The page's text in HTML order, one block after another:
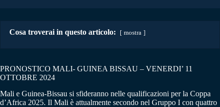
Cosa troverai in questo articolo: mostra
PRONOSTICO MALI- GUINEA BISSAU – VENERDI’ 11
OTTOBRE 2024
Mali e Guinea-Bissau si sfideranno nelle qualificazioni per la Coppa
d’Africa 2025. Il Mali è attualmente secondo nel Gruppo I con quattro